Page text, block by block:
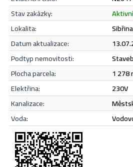
Souhlasím sezásadami
také bohaté volnočasové aktivity a
Dopravní dostupnost je zajištěna
integrované dopravy se snadným
pohodlně dostanete na pražský okruh a
minut. Blízká vlaková stanice v
komfortní spojení přímo do centra
informací k dispozici na vyžádání
Možnost zajištění financování
informace jsou orientační a mohou se v
stav zakázky:
aktivní
lokalita:
Sibřina
datum aktualizace:
podtyp nemovitosti:
plocha parcela:
1 278
elektřina:
230V
kanalizace:
voda: